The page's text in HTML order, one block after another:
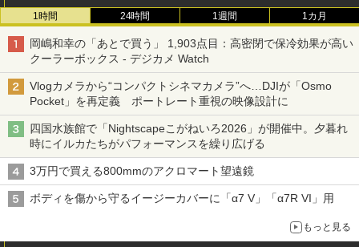
1時間 24時間 1週間 1カ月
岡嶋和幸の「あとで買う」 1,903点目：高密閉で保冷効果が高い
クーラーボックス - デジカメ Watch
Vlogカメラから“コンパクトシネマカメラ”へ…DJIが「Osmo
Pocket」を再定義 ポートレート重視の映像設計に
四国水族館で「Nightscapeこがねいろ2026」が開催中。夕暮れ
時にイルカたちがパフォーマンスを繰り広げる
3万円で買える800mmのアクロマート望遠鏡
ボディを傷から守るイージーカバーに「α7 V」「α7R VI」用
もっと見る